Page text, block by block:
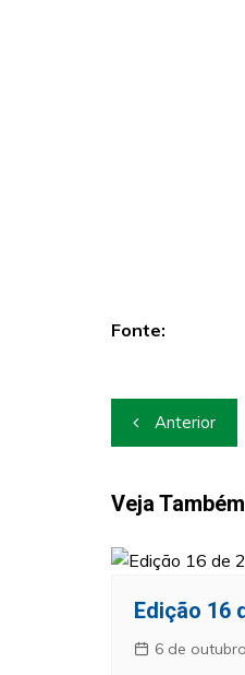
Fonte:
de
Post
Anterior
Veja Também
Edição 16
6 de